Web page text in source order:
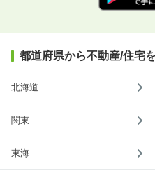
都道府県から不動産/住宅
北海道
関東
東海